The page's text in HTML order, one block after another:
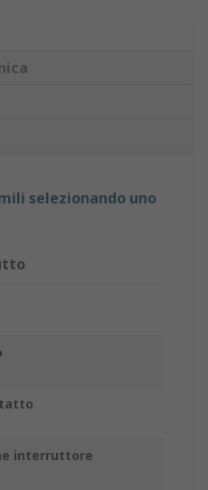
selezionando uno
interruttore